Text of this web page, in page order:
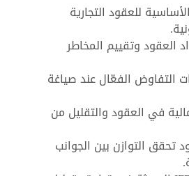
للعقود التجارية
العقود وتقييم المخاطر
التفاوض الفعّال عند صياغة
في العقود والتقليل من
تحقق التوازن بين الجوانب